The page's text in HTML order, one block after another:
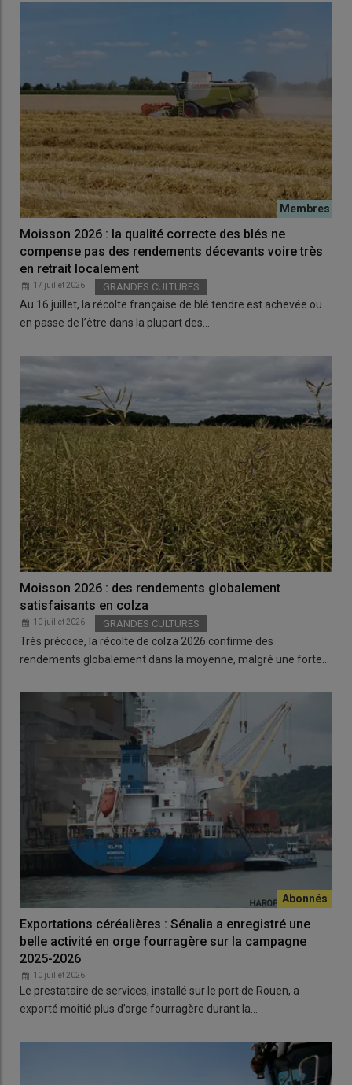
Moisson 2026 : la qualité correcte des blés ne
compense pas des rendements décevants voire très
en retrait localement
17 juillet 2026 GRANDES CULTURES
Au 16 juillet, la récolte française de blé tendre est achevée ou
en passe de l’être dans la plupart des…
Moisson 2026 : des rendements globalement
satisfaisants en colza
10 juillet 2026 GRANDES CULTURES
Très précoce, la récolte de colza 2026 confirme des
rendements globalement dans la moyenne, malgré une forte…
Exportations céréalières : Sénalia a enregistré une
belle activité en orge fourragère sur la campagne
2025-2026
10 juillet 2026
Le prestataire de services, installé sur le port de Rouen, a
exporté moitié plus d’orge fourragère durant la…